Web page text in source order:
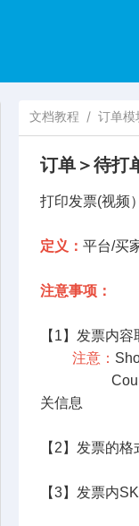
文档教程 / 订单模
订单＞待打
打印发票(视频
定义： 平台/买
注意事项：
【1】发票内
注意：
Coupang
关信息
【2】发票的
【3】发票内